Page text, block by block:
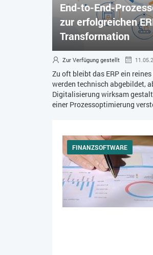
End-to-End-
zur erfolgreichen
Transformation
Zur Verfügung gestellt
Zu oft bleibt das ERP ein
werden technisch abgebildet,
Digitalisierung wirksam
einer Prozessoptimierung
FINANZSOFTWARE